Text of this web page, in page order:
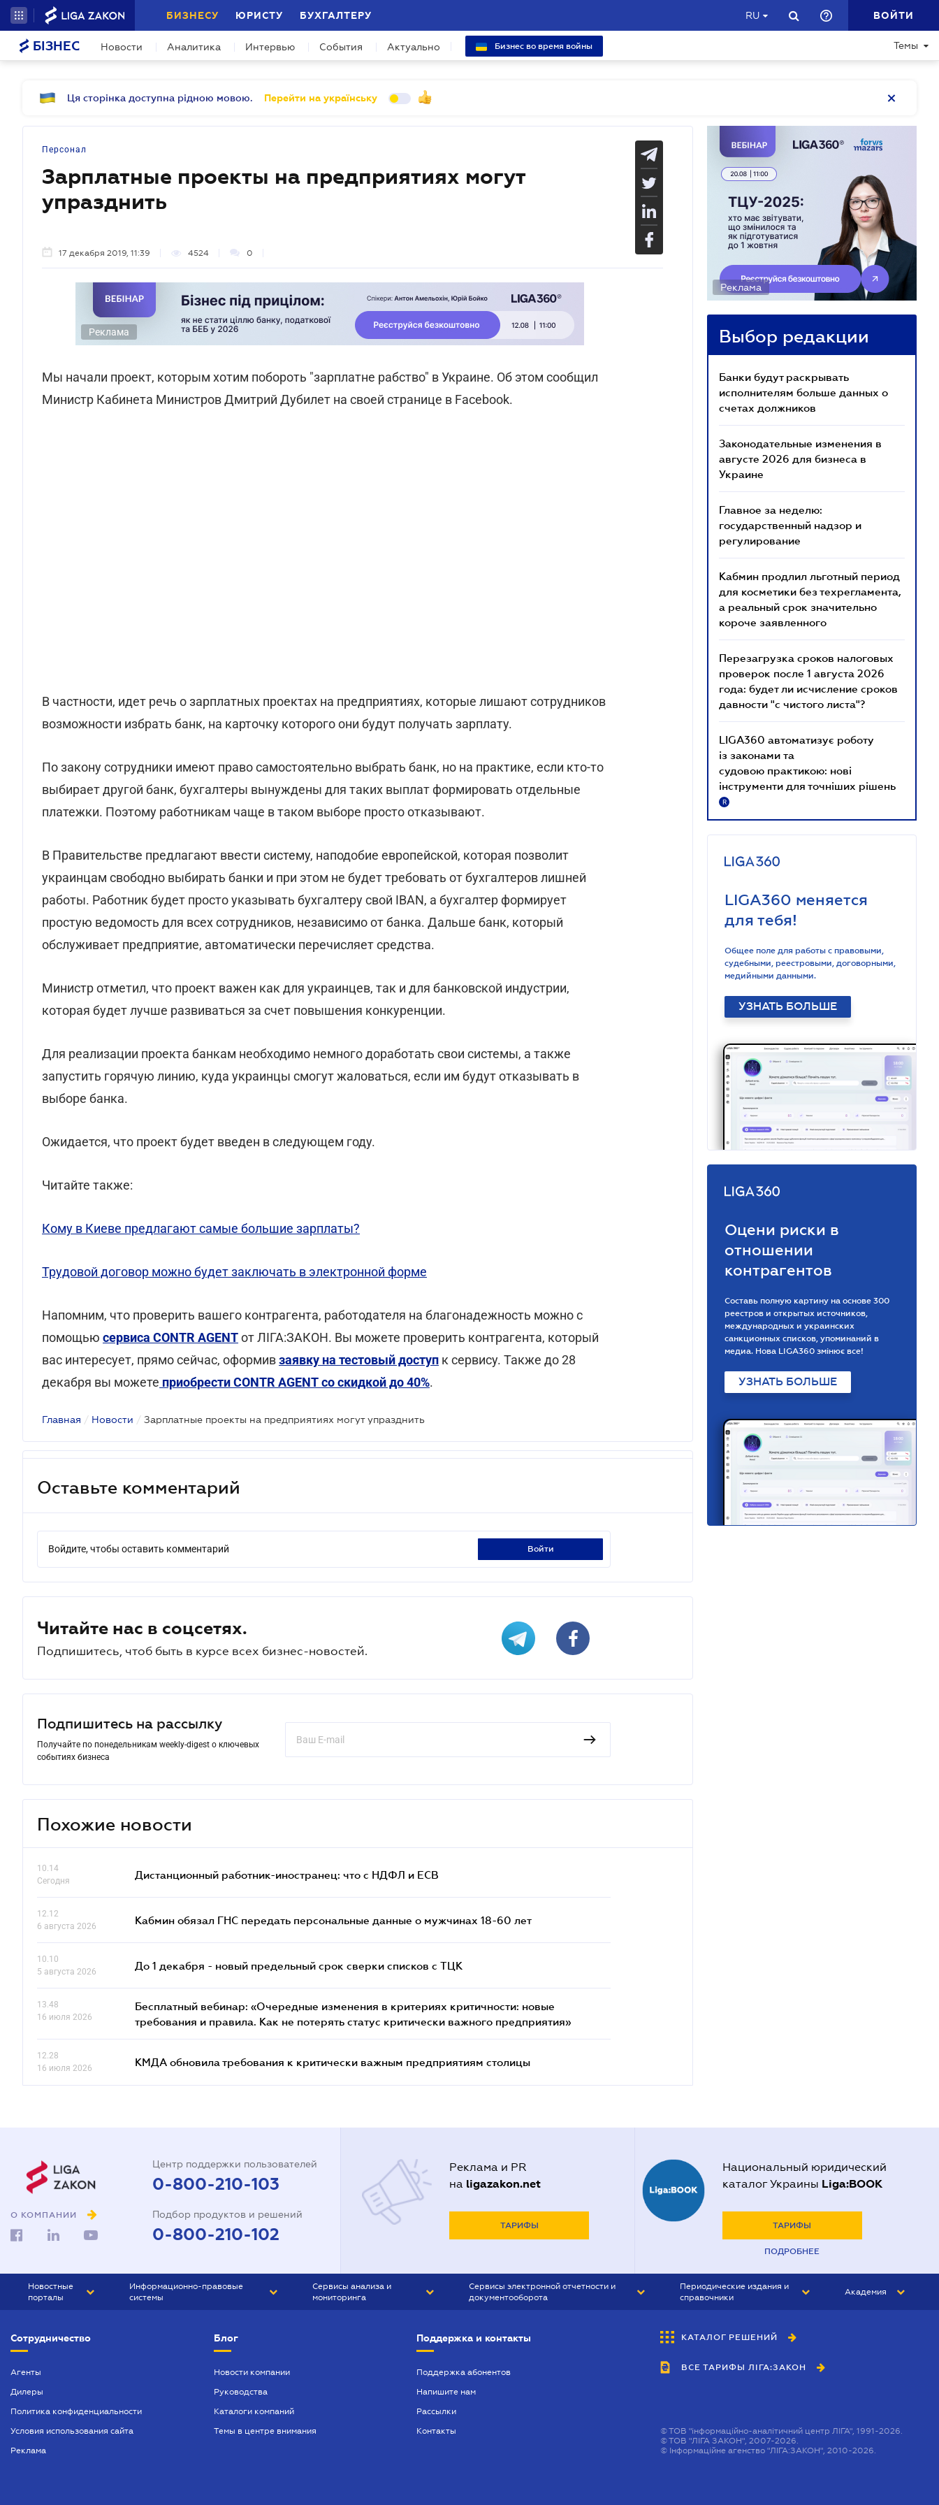
БИЗНЕСУ ЮРИСТУ БУХГАЛТЕРУ RU ВОЙТИ
БІЗНЕС Новости Аналитика Интервью События Актуально Бизнес во время войны Темы
Ця сторінка доступна рідною мовою. Перейти на українську
Персонал
Зарплатные проекты на предприятиях могут
упразднить
17 декабря 2019, 11:39 4524 0
Реклама
Мы начали проект, которым хотим побороть "зарплатне рабство" в Украине. Об этом сообщил
Министр Кабинета Министров Дмитрий Дубилет на своей странице в Facebook.
В частности, идет речь о зарплатных проектах на предприятиях, которые лишают сотрудников
возможности избрать банк, на карточку которого они будут получать зарплату.
По закону сотрудники имеют право самостоятельно выбрать банк, но на практике, если кто-то
выбирает другой банк, бухгалтеры вынуждены для таких выплат формировать отдельные
платежки. Поэтому работникам чаще в таком выборе просто отказывают.
В Правительстве предлагают ввести систему, наподобие европейской, которая позволит
украинцам свободно выбирать банки и при этом не будет требовать от бухгалтеров лишней
работы. Работник будет просто указывать бухгалтеру свой IBAN, а бухгалтер формирует
простую ведомость для всех сотрудников, независимо от банка. Дальше банк, который
обслуживает предприятие, автоматически перечисляет средства.
Министр отметил, что проект важен как для украинцев, так и для банковской индустрии,
которая будет лучше развиваться за счет повышения конкуренции.
Для реализации проекта банкам необходимо немного доработать свои системы, а также
запустить горячую линию, куда украинцы смогут жаловаться, если им будут отказывать в
выборе банка.
Ожидается, что проект будет введен в следующем году.
Читайте также:
Кому в Киеве предлагают самые большие зарплаты?
Трудовой договор можно будет заключать в электронной форме
Напомним, что проверить вашего контрагента, работодателя на благонадежность можно с
помощью сервиса CONTR AGENTот ЛІГА:ЗАКОН. Вы можете проверить контрагента, который
вас интересует, прямо сейчас, оформивзаявку на тестовый доступ к сервису. Также до 28
декабря вы можете приобрести CONTR AGENT со скидкой до 40%.
Главная / Новости / Зарплатные проекты на предприятиях могут упразднить
Оставьте комментарий
Войдите, чтобы оставить комментарий войти
Читайте нас в соцсетях.
Подпишитесь, чтоб быть в курсе всех бизнес-новостей.
Подпишитесь на рассылку
Получайте по понедельникам weekly-digest о ключевых
событиях бизнеса
Похожие новости
10.14
Сегодня
Дистанционный работник-иностранец: что с НДФЛ и ЕСВ
12.12
6 августа 2026
Кабмин обязал ГНС передать персональные данные о мужчинах 18-60 лет
10.10
5 августа 2026
До 1 декабря - новый предельный срок сверки списков c ТЦК
13.48
16 июля 2026
Бесплатный вебинар: «Очередные изменения в критериях критичности: новые
требования и правила. Как не потерять статус критически важного предприятия»
12.28
16 июля 2026
КМДА обновила требования к критически важным предприятиям столицы
Реклама
Выбор редакции
Банки будут раскрывать
исполнителям больше данных о
счетах должников
Законодательные изменения в
августе 2026 для бизнеса в
Украине
Главное за неделю:
государственный надзор и
регулирование
Кабмин продлил льготный период
для косметики без техрегламента,
а реальный срок значительно
короче заявленного
Перезагрузка сроков налоговых
проверок после 1 августа 2026
года: будет ли исчисление сроков
давности "с чистого листа"?
LIGA360 автоматизує роботу
із законами та
судовою практикою: нові
інструменти для точніших рішень
R
LIGA360 меняется
для тебя!
Общее поле для работы с правовыми,
судебными, реестровыми, договорными,
медийными данными.
УЗНАТЬ БОЛЬШЕ
Оцени риски в
отношении
контрагентов
Составь полную картину на основе 300
реестров и открытых источников,
международных и украинских
санкционных списков, упоминаний в
медиа. Нова LIGA360 змінює все!
УЗНАТЬ БОЛЬШЕ
О КОМПАНИИ
Центр поддержки пользователей
0-800-210-103
Подбор продуктов и решений
0-800-210-102
Реклама и PR
на ligazakon.net
ТАРИФЫ
Национальный юридический
каталог Украины Liga:BOOK
ТАРИФЫ
ПОДРОБНЕЕ
Новостные
порталы
БИЗНЕС
Информационно-правовые
системы
БУХГАЛТЕР ПРОФ
ЮРИСТ ПРОФ
Сервисы анализа и
мониторинга
Сервисы электронной отчетности и
документооборота
Периодические издания и
справочники
БУХГАЛТЕР&ЗАКОН
ВЕСТНИК МСФО
Академия
Сотрудничество
Агенты
Дилеры
Политика конфиденциальности
Условия использования сайта
Реклама
Блог
Новости компании
Руководства
Каталоги компаний
Темы в центре внимания
Поддержка и контакты
Поддержка абонентов
Напишите нам
Рассылки
Контакты
КАТАЛОГ РЕШЕНИЙ
ВСЕ ТАРИФЫ ЛІГА:ЗАКОН
©ТОВ "інформаційно-аналітичний центр ЛІГА", 1991-2026.
©ТОВ "ЛІГА ЗАКОН", 2007-2026.
© Інформаційне агенство "ЛІГА:ЗАКОН", 2010-2026.